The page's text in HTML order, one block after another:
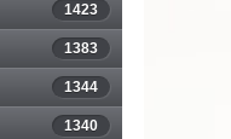
1423
1383
1344
1340